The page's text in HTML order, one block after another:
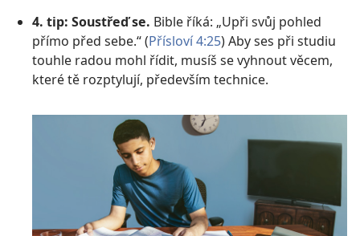
4. tip: Soustřeď se. Bible říká: „Upři svůj pohled
přímo před sebe.“ (Přísloví 4:25) Aby ses při studiu
touhle radou mohl řídit, musíš se vyhnout věcem,
které tě rozptylují, především technice.